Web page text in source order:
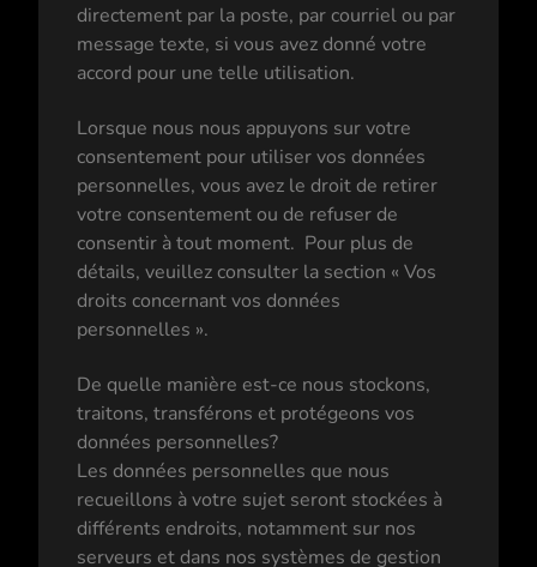
directement par la poste, par courriel ou par
message texte, si vous avez donné votre
accord pour une telle utilisation.
Lorsque nous nous appuyons sur votre
consentement pour utiliser vos données
personnelles, vous avez le droit de retirer
votre consentement ou de refuser de
consentir à tout moment. Pour plus de
détails, veuillez consulter la section « Vos
droits concernant vos données
personnelles ».
De quelle manière est-ce nous stockons,
traitons, transférons et protégeons vos
données personnelles?
Les données personnelles que nous
recueillons à votre sujet seront stockées à
différents endroits, notamment sur nos
serveurs et dans nos systèmes de gestion